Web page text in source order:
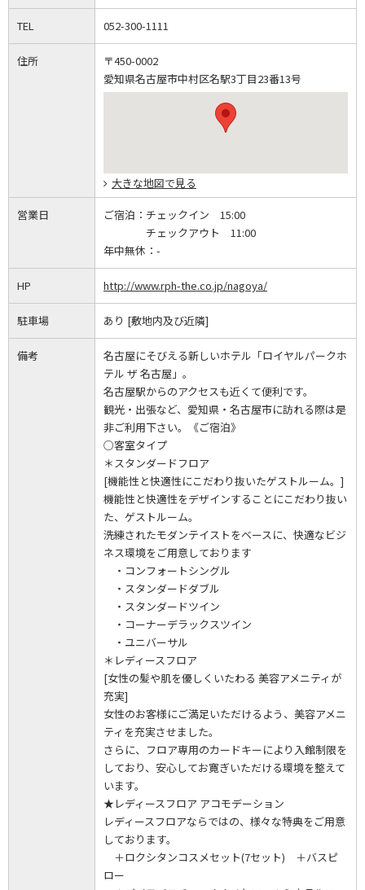
TEL 052-300-1111
住所
〒450-0002
愛知県名古屋市中村区名駅3丁目23番13号
大きな地図で見る
営業日 ご宿泊： チェックイン 15:00
チェックアウト 11:00
年中無休： -
HP http://www.rph-the.co.jp/nagoya/
駐車場 あり [敷地内及び近隣]
備考
名古屋にそびえる新しいホテル「ロイヤルパークホ
テル ザ 名古屋」。
名古屋駅からのアクセスも近くて便利です。
観光・出張など、愛知県・名古屋市に訪れる際は是
非ご利用下さい。《ご宿泊》
○客室タイプ
＊スタンダードフロア
[機能性と快適性にこだわり抜いたゲストルーム。]
機能性と快適性をデザインすることにこだわり抜い
た、ゲストルーム。
洗練されたモダンテイストをベースに、快適なビジ
ネス環境をご用意しております
・コンフォートシングル
・スタンダードダブル
・スタンダードツイン
・コーナーデラックスツイン
・ユニバーサル
＊レディースフロア
[女性の髪や肌を優しくいたわる 美容アメニティが
充実]
女性のお客様にご満足いただけるよう、美容アメニ
ティを充実させました。
さらに、フロア専用のカードキーにより入館制限を
しており、安心してお寛ぎいただける環境を整えて
います。
★レディースフロア アコモデーション
レディースフロアならではの、様々な特典をご用意
しております。
＋ロクシタンコスメセット(7セット) ＋バスピ
ロー